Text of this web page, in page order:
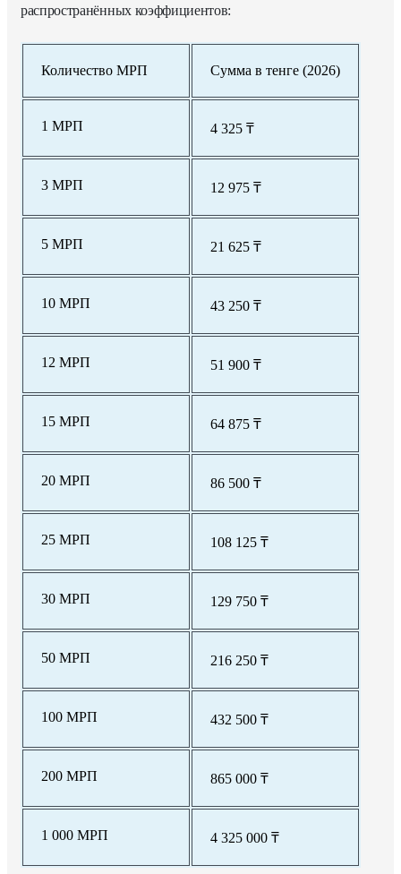
распространённых коэффициентов:
Количество МРП Сумма в тенге (2026)
1 МРП 4 325 ₸
3 МРП 12 975 ₸
5 МРП 21 625 ₸
10 МРП 43 250 ₸
12 МРП 51 900 ₸
15 МРП 64 875 ₸
20 МРП 86 500 ₸
25 МРП 108 125 ₸
30 МРП 129 750 ₸
50 МРП 216 250 ₸
100 МРП 432 500 ₸
200 МРП 865 000 ₸
1 000 МРП 4 325 000 ₸